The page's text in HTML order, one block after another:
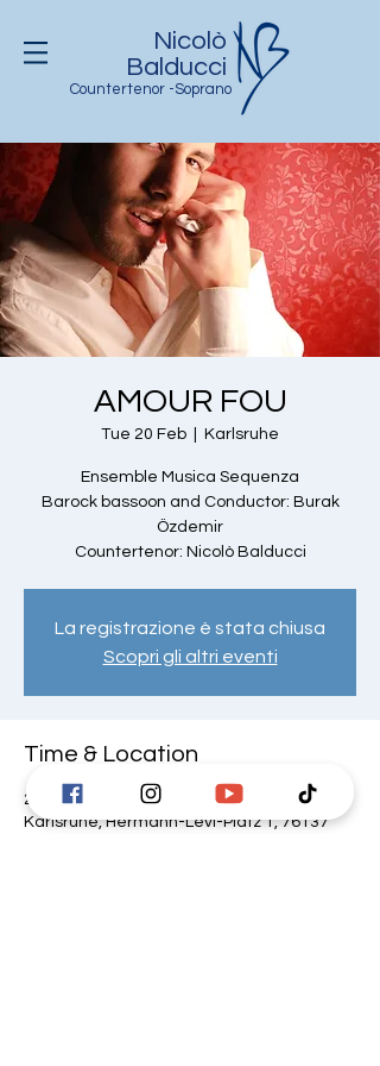
Nicolò
Balducci
Countertenor -Soprano
AMOUR FOU
Tue 20 Feb Karlsruhe
Ensemble Musica Sequenza
Barock bassoon and Conductor: Burak
Özdemir
Countertenor: Nicolò Balducci
La registrazione è stata chiusa
Scopri gli altri eventi
Time & Location
20 Feb 2024, 19:30 – 21:00
Karlsruhe, Hermann-Levi-Platz 1, 76137